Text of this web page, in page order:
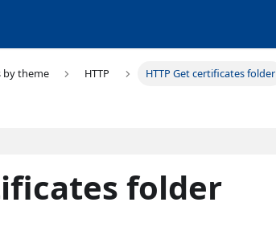
by theme HTTP HTTP Get certificates folder
folder